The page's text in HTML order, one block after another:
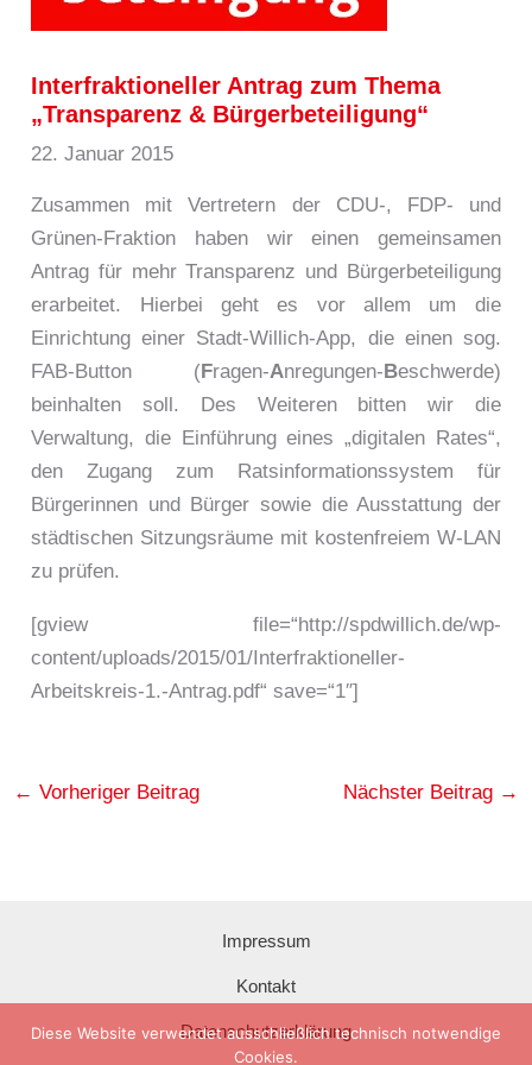
Interfraktioneller Antrag zum Thema
„Transparenz & Bürgerbeteiligung“
22. Januar 2015
Zusammen mit Vertretern der CDU-, FDP- und
Grünen-Fraktion haben wir einen gemeinsamen
Antrag für mehr Transparenz und Bürgerbeteiligung
erarbeitet. Hierbei geht es vor allem um die
Einrichtung einer Stadt-Willich-App, die einen sog.
FAB-Button (Fragen-Anregungen-Beschwerde)
beinhalten soll. Des Weiteren bitten wir die
Verwaltung, die Einführung eines „digitalen Rates“,
den Zugang zum Ratsinformationssystem für
Bürgerinnen und Bürger sowie die Ausstattung der
städtischen Sitzungsräume mit kostenfreiem W-LAN
zu prüfen.
[gview file=“http://spdwillich.de/wp-
content/uploads/2015/01/Interfraktioneller-
Arbeitskreis-1.-Antrag.pdf“ save=“1″]
← Vorheriger Beitrag Nächster Beitrag →
Impressum
Kontakt
Datenschutzerklärung
Diese Website verwendet ausschließlich technisch notwendige
Cookies.